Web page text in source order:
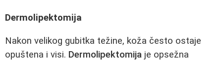
Dermolipektomija
Nakon velikog gubitka težine, koža često ostaje
opuštena i visi. Dermolipektomija je opsežna